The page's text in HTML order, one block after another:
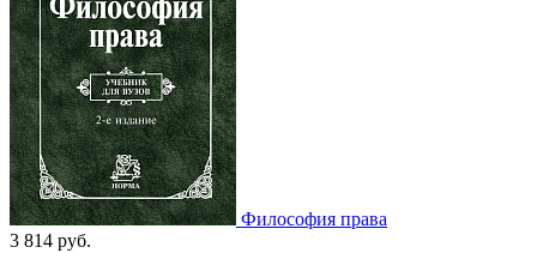
Философия права
3 814 руб.